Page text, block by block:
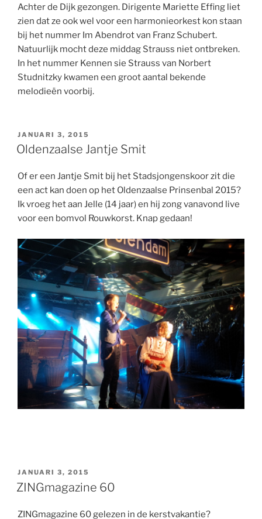
Achter de Dijk gezongen. Dirigente Mariette Effing liet
zien dat ze ook wel voor een harmonieorkest kon staan
bij het nummer Im Abendrot van Franz Schubert.
Natuurlijk mocht deze middag Strauss niet ontbreken.
In het nummer Kennen sie Strauss van Norbert
Studnitzky kwamen een groot aantal bekende
melodieën voorbij.
GEPLAATST
OP
JANUARI 3, 2015
Oldenzaalse Jantje Smit
Of er een Jantje Smit bij het Stadsjongenskoor zit die
een act kan doen op het Oldenzaalse Prinsenbal 2015?
Ik vroeg het aan Jelle (14 jaar) en hij zong vanavond live
voor een bomvol Rouwkorst. Knap gedaan!
GEPLAATST
OP
JANUARI 3, 2015
ZINGmagazine 60
ZINGmagazine 60 gelezen in de kerstvakantie?